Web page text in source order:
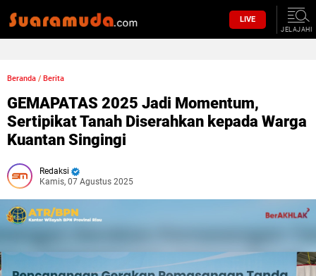
LIVE
JELAJAHI
Beranda / Berita
GEMAPATAS 2025 Jadi Momentum,
Sertipikat Tanah Diserahkan kepada Warga
Kuantan Singingi
Redaksi
Kamis, 07 Agustus 2025